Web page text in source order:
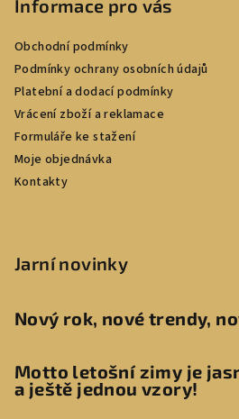
Informace pro vás
Obchodní podmínky
Podmínky ochrany osobních údajů
Platební a dodací podmínky
Vrácení zboží a reklamace
Formuláře ke stažení
Moje objednávka
Kontakty
Jarní novinky
Nový rok, nové trendy,
Motto letošní zimy je
a ještě jednou vzory!